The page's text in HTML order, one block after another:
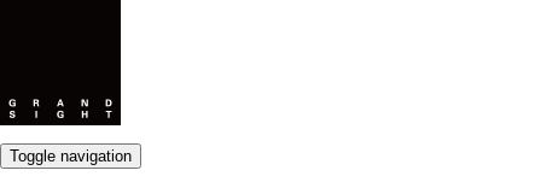
Toggle navigation